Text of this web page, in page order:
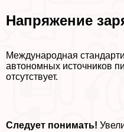
Напряжение
Международная
автономных источников
отсутствует.
Следует понимать!